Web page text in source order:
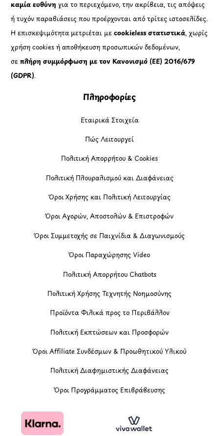
καμία ευθύνη για το περιεχόμενο, την ακρίβεια, τις απόψεις
ή τυχόν παραβιάσεις που προέρχονται από τρίτες ιστοσελίδες.
Η επισκεψιμότητα μετριέται μεcookieless στατιστικά, χωρίς
χρήση cookies ή αποθήκευση προσωπικών δεδομένων,
σεπλήρη συμμόρφωση με τον Κανονισμό (ΕΕ) 2016/679
(GDPR).
Πληροφορίες
Εταιρικά Στοιχεία
Πώς Λειτουργεί
Πολιτική Απορρήτου & Cookies
Πολιτική Πλουραλισμού και Διαφάνειας
Όροι Χρήσης και Πολιτική Λειτουργίας
Όροι Αγορών, Αποστολών & Επιστροφών
Όροι Συμμετοχής σε Παιχνίδια & Διαγωνισμούς
Όροι Παραχώρησης Video
Πολιτική Απορρήτου Chatbots
Πολιτική Χρήσης Τεχνητής Νοημοσύνης
Προϊόντα Φιλικά προς το Περιβάλλον
Πολιτική Εκπτώσεων και Προσφορών
Όροι Affiliate Συνδέσμων & Προωθητικού Υλικού
Πολιτική Διαφημιστικής Διαφάνειας
Όροι Προγράμματος Επιβράβευσης